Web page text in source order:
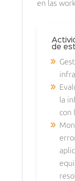
en las
de
la
con